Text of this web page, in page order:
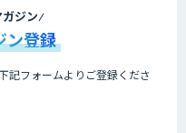
ジン
ン登録
記フォームよりご登録くださ